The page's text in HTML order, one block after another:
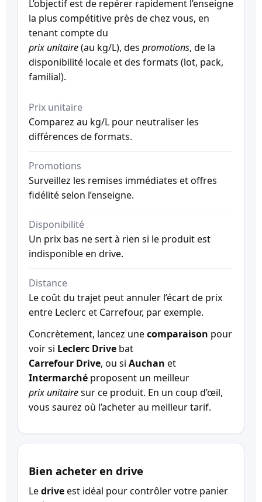
L’objectif est de repérer rapidement l’enseigne
la plus compétitive près de chez vous, en
tenant compte du
prix unitaire(au kg/L), des promotions, de la
disponibilité locale et des formats (lot, pack,
familial).
Prix unitaire
Comparez au kg/L pour neutraliser les
différences de formats.
Promotions
Surveillez les remises immédiates et offres
fidélité selon l’enseigne.
Disponibilité
Un prix bas ne sert à rien si le produit est
indisponible en drive.
Distance
Le coût du trajet peut annuler l’écart de prix
entre Leclerc et Carrefour, par exemple.
Concrètement, lancez unecomparaison pour
voir si Leclerc Drive bat
Carrefour Drive, ou si Auchan et
Intermarché proposent un meilleur
prix unitairesur ce produit. En un coup d’œil,
vous saurez où l’acheter au meilleur tarif.
Bien acheter en drive
Ledriveest idéal pour contrôler votre panier